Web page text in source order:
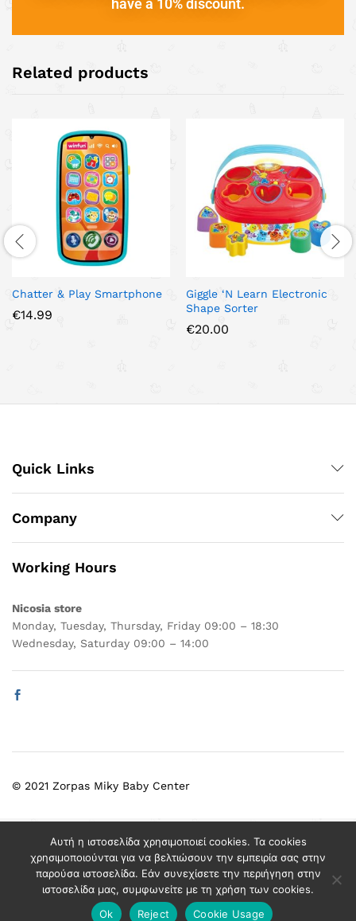
Add to cart Buy Now
Related products
Chatter & Play Smartphone
€14.99
Giggle ‘N Learn Electronic
Shape Sorter
€20.00
Quick Links
Company
Working Hours
Nicosia store
Monday, Tuesday, Thursday, Friday 09:00 – 18:30
Wednesday, Saturday 09:00 – 14:00
© 2021 Zorpas Miky Baby Center
to compare
View comparison
Αυτή η ιστοσελίδα χρησιμοποιεί cookies. Τα cookies
χρησιμοποιούνται για να βελτιώσουν την εμπειρία σας στην
παρούσα ιστοσελίδα. Εάν συνεχίσετε την περιήγηση στην
ιστοσελίδα μας, συμφωνείτε με τη χρήση των cookies.
Ok
Reject Cookie Usage